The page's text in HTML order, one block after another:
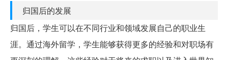
归国后的发展
归国后，学生可以在不同行业和领域发展自己的职业生
涯。通过海外留学，学生能够获得更多的经验和对职场有